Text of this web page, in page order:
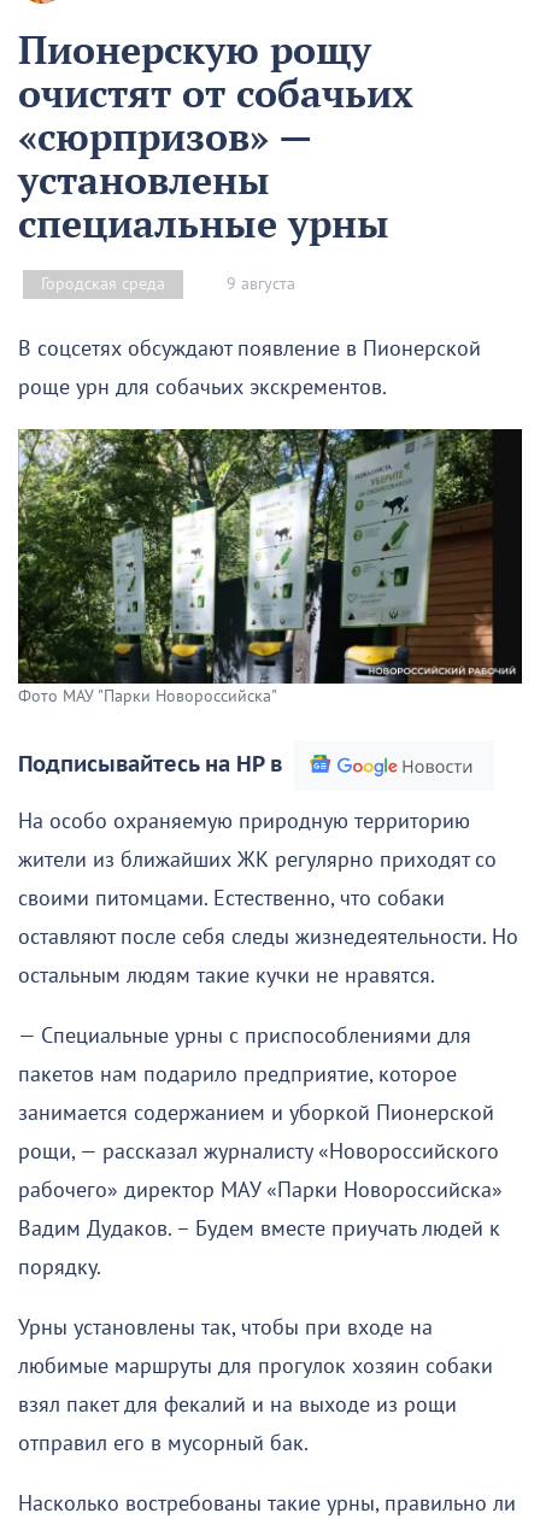
Пионерскую рощу
очистят от собачьих
«сюрпризов» —
установлены
специальные урны
Городская среда 9 августа
В соцсетях обсуждают появление в Пионерской
роще урн для собачьих экскрементов.
Фото МАУ "Парки Новороссийска"
Подписывайтесь на НР в
На особо охраняемую природную территорию
жители из ближайших ЖК регулярно приходят со
своими питомцами. Естественно, что собаки
оставляют после себя следы жизнедеятельности. Но
остальным людям такие кучки не нравятся.
— Специальные урны с приспособлениями для
пакетов нам подарило предприятие, которое
занимается содержанием и уборкой Пионерской
рощи, — рассказал журналисту «Новороссийского
рабочего» директор МАУ «Парки Новороссийска»
Вадим Дудаков. – Будем вместе приучать людей к
порядку.
Урны установлены так, чтобы при входе на
любимые маршруты для прогулок хозяин собаки
взял пакет для фекалий и на выходе из рощи
отправил его в мусорный бак.
Насколько востребованы такие урны, правильно ли